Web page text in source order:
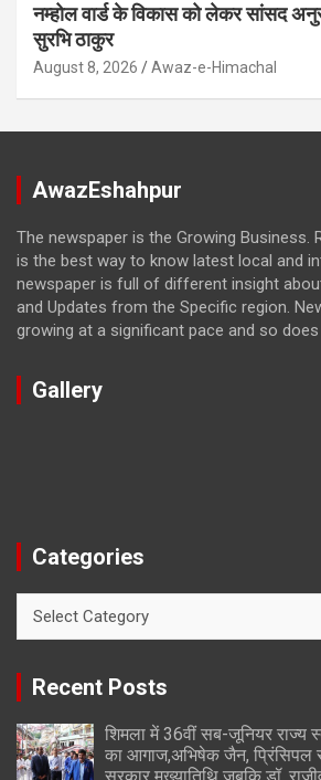
नम्होल वार्ड के विकास को लेकर सांसद
सुरभि ठाकुर
August 8, 2026 Awaz-e-Himachal
AwazEshahpur
The newspaper is the Growing Business.
is the best way to know latest local and
newspaper is full of different insight
and Updates from the Specific region.
growing at a significant pace and so
Gallery
Categories
Recent Posts
शिमला में 36वीं सब-जूनियर राज्य
का आगाज,अभिषेक जैन, प्रिंसिपल
सरकार मुख्यातिथि जबकि डॉ.